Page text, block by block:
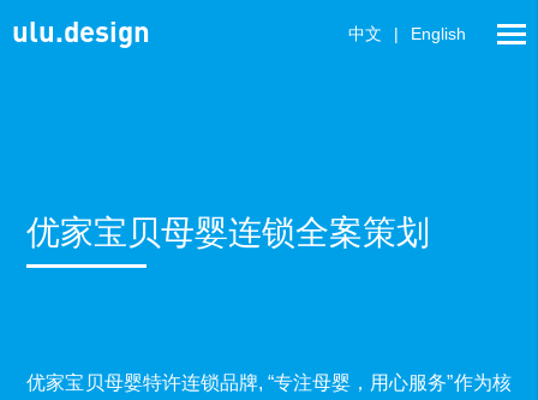
ulu.design 中文 | English
优家宝贝母婴连锁全案策划
优家宝贝母婴特许连锁品牌, “专注母婴，用心服务”作为核